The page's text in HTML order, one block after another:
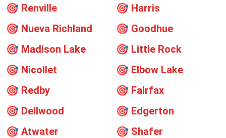
🎯 Renville 🎯 Harris
🎯 Nueva Richland 🎯 Goodhue
🎯 Madison Lake 🎯 Little Rock
🎯 Nicollet 🎯 Elbow Lake
🎯 Redby 🎯 Fairfax
🎯 Dellwood 🎯 Edgerton
🎯 Atwater 🎯 Shafer